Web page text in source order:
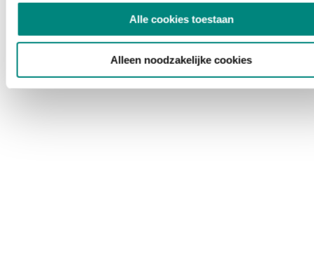
Alle cookies toestaan
Alleen noodzakelijke cookies